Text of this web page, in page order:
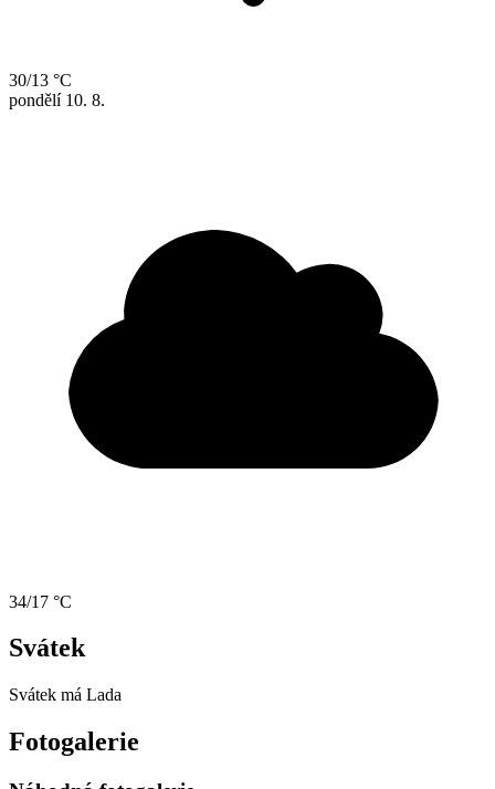
30/13 °C
pondělí 10. 8.
34/17 °C
Svátek
Svátek má Lada
Fotogalerie